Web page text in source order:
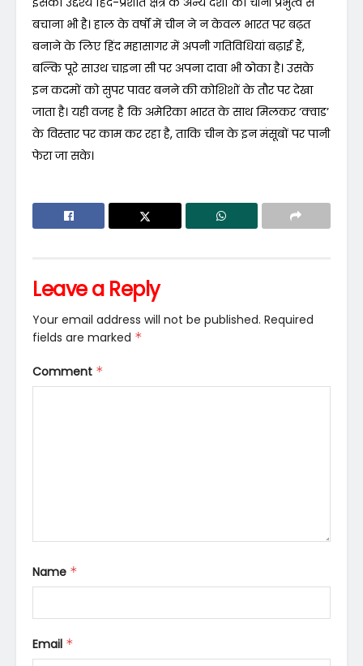
बचाना भी है। हाल के वर्षों में चीन ने न केवल भारत पर बढ़त
बनाने के लिए हिंद महासागर में अपनी गतिविधियां बढ़ाई हैं,
बल्कि पूरे साउथ चाइना सी पर अपना दावा भी ठोका है। उसके
इन कदमों को सुपर पावर बनने की कोशिशों के तौर पर देखा
जाता है। यही वजह है कि अमेरिका भारत के साथ मिलकर ‘क्वाड’
के विस्तार पर काम कर रहा है, ताकि चीन के इन मंसूबों पर पानी
फेरा जा सके।
Leave a Reply
Your email address will not be published. Required
fields are marked *
Comment *
Name *
Email *